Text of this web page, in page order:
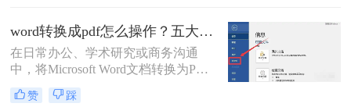
法，帮助你快速将电脑上的Word文件
转换成PDF格式。
word转换成pdf怎么操作？五大方法详解！
在日常办公、学术研究或商务沟通
中，将Microsoft Word文档转换为PDF
格式已成为一项不可或缺的技能。
PDF（Portable Document Format）以
赞 踩